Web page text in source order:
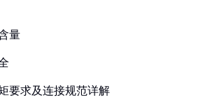
量
要求及连接规范详解